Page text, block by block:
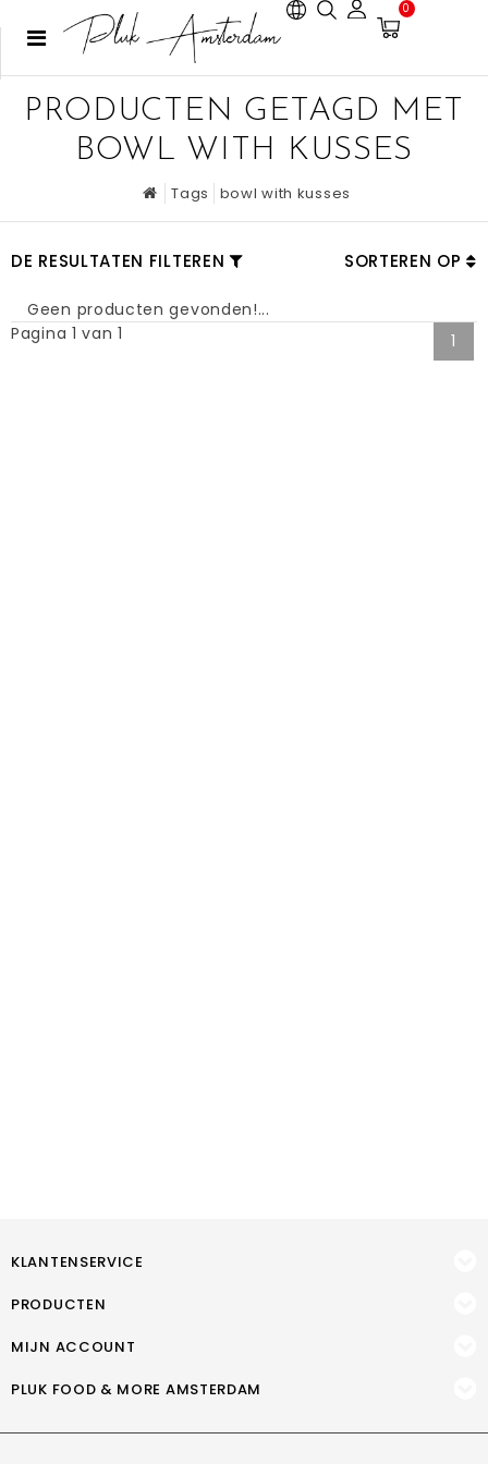
0
PRODUCTEN GETAGD MET
BOWL WITH KUSSES
Tags bowl with kusses
DE RESULTATEN FILTEREN SORTEREN OP
Geen producten gevonden!...
Pagina 1 van 1
1
KLANTENSERVICE
PRODUCTEN
MIJN ACCOUNT
PLUK FOOD & MORE AMSTERDAM